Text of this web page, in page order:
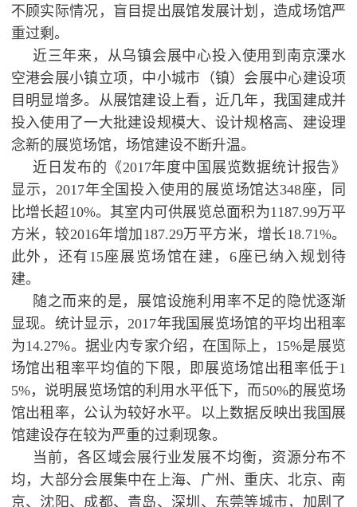
不顾实际情况，盲目提出展馆发展计划，造成场馆严
重过剩。
近三年来，从乌镇会展中心投入使用到南京溧水
空港会展小镇立项，中小城市（镇）会展中心建设项
目明显增多。从展馆建设上看，近几年，我国建成并
投入使用了一大批建设规模大、设计规格高、建设理
念新的展览场馆，场馆建设不断升温。
近日发布的《2017年度中国展览数据统计报告》
显示，2017年全国投入使用的展览场馆达348座，同
比增长超10%。其室内可供展览总面积为1187.99万平
方米，较2016年增加187.29万平方米，增长18.71%。
此外，还有15座展览场馆在建，6座已纳入规划待
建。
随之而来的是，展馆设施利用率不足的隐忧逐渐
显现。统计显示，2017年我国展览场馆的平均出租率
为14.27%。据业内专家介绍，在国际上，15%是展览
场馆出租率平均值的下限，即展览场馆出租率低于1
5%，说明展览场馆的利用水平低下，而50%的展览场
馆出租率，公认为较好水平。以上数据反映出我国展
馆建设存在较为严重的过剩现象。
当前，各区域会展行业发展不均衡，资源分布不
均，大部分会展集中在上海、广州、重庆、北京、南
京、沈阳、成都、青岛、深圳、东莞等城市，加剧了